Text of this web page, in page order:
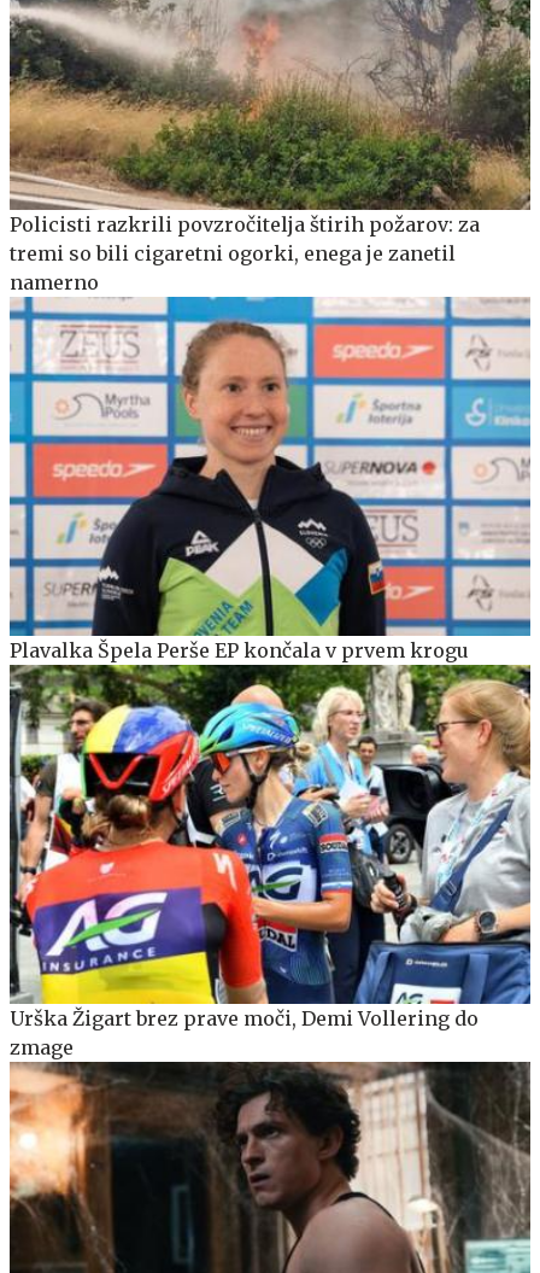
Policisti razkrili povzročitelja štirih požarov: za
tremi so bili cigaretni ogorki, enega je zanetil
namerno
Plavalka Špela Perše EP končala v prvem krogu
Urška Žigart brez prave moči, Demi Vollering do
zmage